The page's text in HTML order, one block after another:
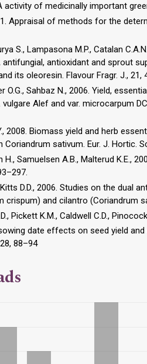
activity of medicinally important
Appraisal of methods for the
S., Lampasona M.P., Catalan
antioxidant and sprout
its oleoresin. Flavour Fragr. J., 21,
O.G., Sahbaz N., 2006. Yield,
vulgare Alef and var. microcarpum
2008. Biomass yield and herb
sativum. Eur. J. Hortic.
H., Samuelsen A.B., Malterud K.E.,
D.D., 2006. Studies on the dual
crispum) and cilantro (Coriandrum
Pickett K.M., Caldwell C.D.,
date effects on seed yield
88–94